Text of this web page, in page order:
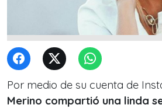
Por medio de su cuenta de
Merino compartió una linda